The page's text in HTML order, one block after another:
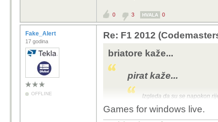
0 3 HVALA 0
Fake_Alert
17 godina
OFFLINE
Re: F1 2012
briatore kaže...
pirat kaže...
Izgleda da su se napokon
O čem pričaš? GFWL?
Games for windows live.